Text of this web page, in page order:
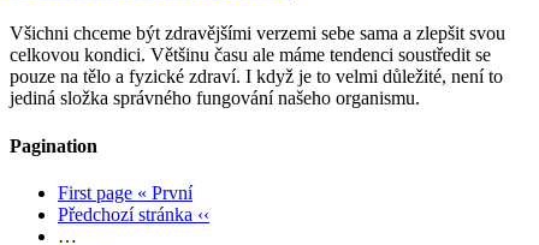
Všichni chceme být zdravějšími verzemi sebe sama a zlepšit svou
celkovou kondici. Většinu času ale máme tendenci soustředit se
pouze na tělo a fyzické zdraví. I když je to velmi důležité, není to
jediná složka správného fungování našeho organismu.
Pagination
First page « První
Předchozí stránka ‹‹
…